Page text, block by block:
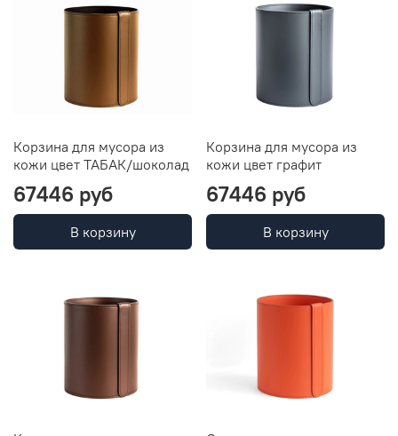
Корзина для мусора из
кожи цвет ТАБАК/шоколад
67446 руб
В корзину
Корзина для мусора из
кожи цвет графит
67446 руб
В корзину